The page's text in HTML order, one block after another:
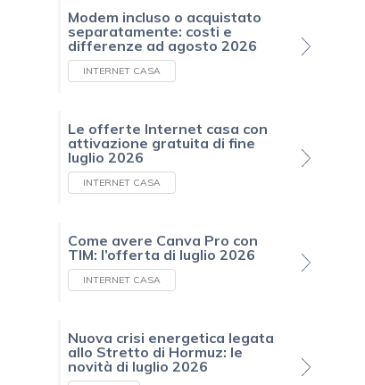
Modem incluso o acquistato
separatamente: costi e
differenze ad agosto 2026
INTERNET CASA
Le offerte Internet casa con
attivazione gratuita di fine
luglio 2026
INTERNET CASA
Come avere Canva Pro con
TIM: l’offerta di luglio 2026
INTERNET CASA
Nuova crisi energetica legata
allo Stretto di Hormuz: le
novità di luglio 2026